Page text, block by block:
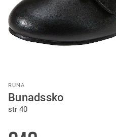
RUNA
Bunadssko
str 40
to
the
beginning
the